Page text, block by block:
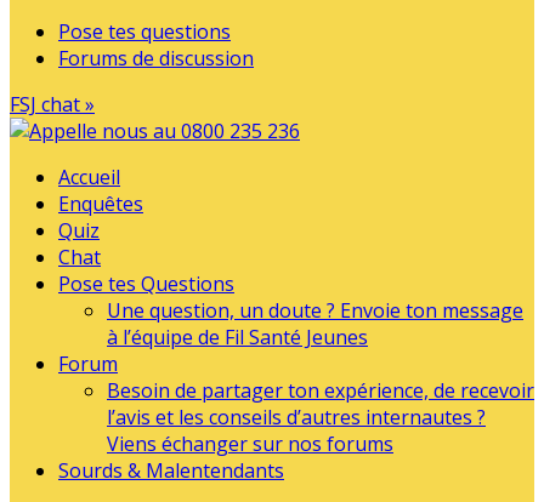
Pose tes questions
Forums de discussion
FSJ chat »
Accueil
Enquêtes
Quiz
Chat
Pose tes Questions
Une question, un doute ? Envoie ton message
à l’équipe de Fil Santé Jeunes
Forum
Besoin de partager ton expérience, de recevoir
l’avis et les conseils d’autres internautes ?
Viens échanger sur nos forums
Sourds & Malentendants